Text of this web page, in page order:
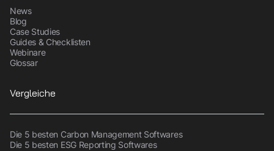
News
Blog
Case Studies
Guides & Checklisten
Webinare
Glossar
Vergleiche
Die 5 besten Carbon Management Softwares
Die 5 besten ESG Reporting Softwares